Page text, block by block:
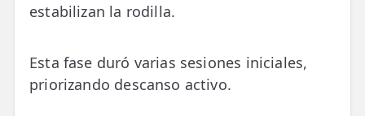
estabilizan la rodilla.
Esta fase duró varias sesiones iniciales,
priorizando descanso activo.